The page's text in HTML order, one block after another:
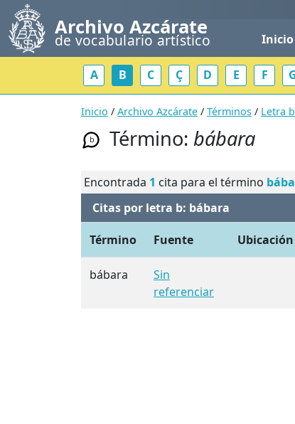
Archivo Azcárate
de vocabulario artístico Inicio
A B C Ç D E F
Inicio / Archivo Azcárate / Términos / Letra b
b Término: bábara
Encontrada 1 cita para el término
Citas por letra b: bábara
Término Fuente Ubicación
bábara
Sin
referenciar